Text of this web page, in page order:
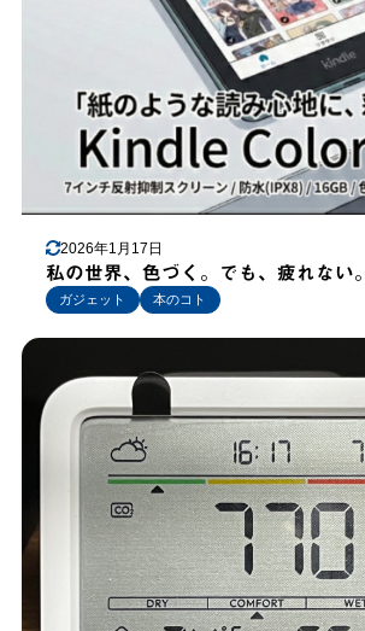
2026年1月17日
私の世界、色づく。でも、疲れない。
ガジェット 本のコト